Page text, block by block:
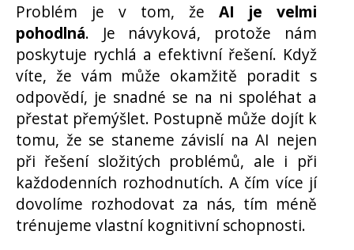
Problém je v tom, že AI je velmi
pohodlná. Je návyková, protože nám
poskytuje rychlá a efektivní řešení. Když
víte, že vám může okamžitě poradit s
odpovědí, je snadné se na ni spoléhat a
přestat přemýšlet. Postupně může dojít k
tomu, že se staneme závislí na AI nejen
při řešení složitých problémů, ale i při
každodenních rozhodnutích. A čím více jí
dovolíme rozhodovat za nás, tím méně
trénujeme vlastní kognitivní schopnosti.